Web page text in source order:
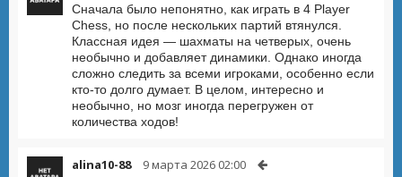
Сначала было непонятно, как играть в 4 Player
Chess, но после нескольких партий втянулся.
Классная идея — шахматы на четверых, очень
необычно и добавляет динамики. Однако иногда
сложно следить за всеми игроками, особенно если
кто-то долго думает. В целом, интересно и
необычно, но мозг иногда перегружен от
количества ходов!
alina10-88 9 марта 2026 02:00